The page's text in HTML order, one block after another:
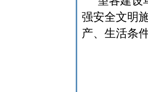
强安全文明
产、生活条